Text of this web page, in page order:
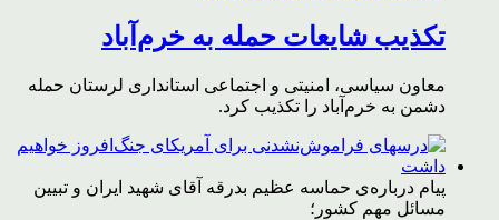
تکذیب شایعات حمله به خرم‌آباد
معاون سیاسی، امنیتی و اجتماعی استانداری لرستان حمله
دشمن به خرم‌آباد را تکذیب کرد.
پیام درباره‌ی حماسه عظیم بدرقه آقای شهید ایران و تبیین
مسائل مهم کشور؛